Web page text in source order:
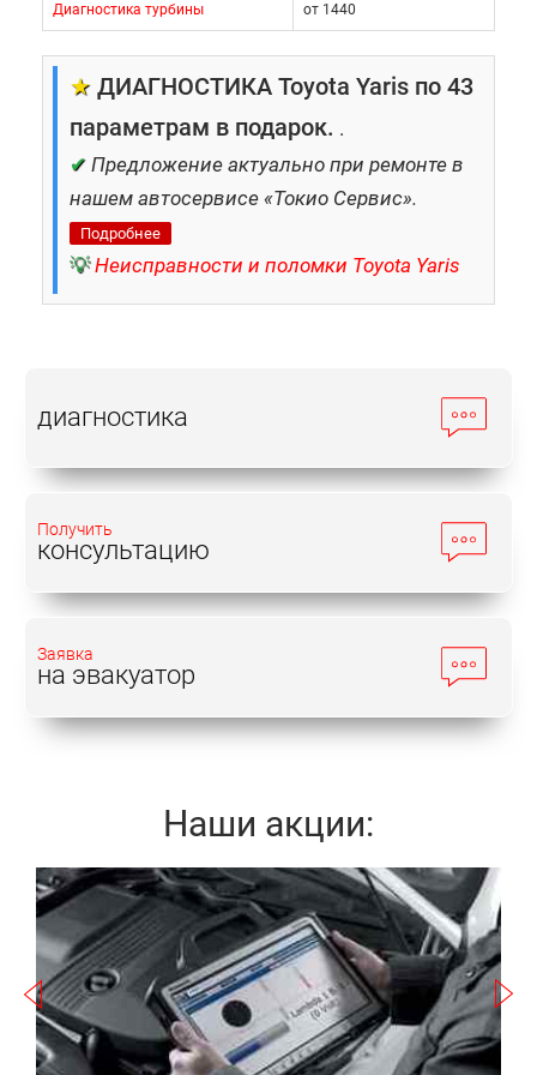
Диагностика турбины от 1440
★ ДИАГНОСТИКА Toyota Yaris по 43
параметрам в подарок. .
✔ Предложение актуально при ремонте в
нашем автосервисе «Токио Сервис».
Подробнее
💡 Неисправности и поломки Toyota Yaris
диагностика
Получить
консультацию
Заявка
на эвакуатор
Наши акции:
Записаться